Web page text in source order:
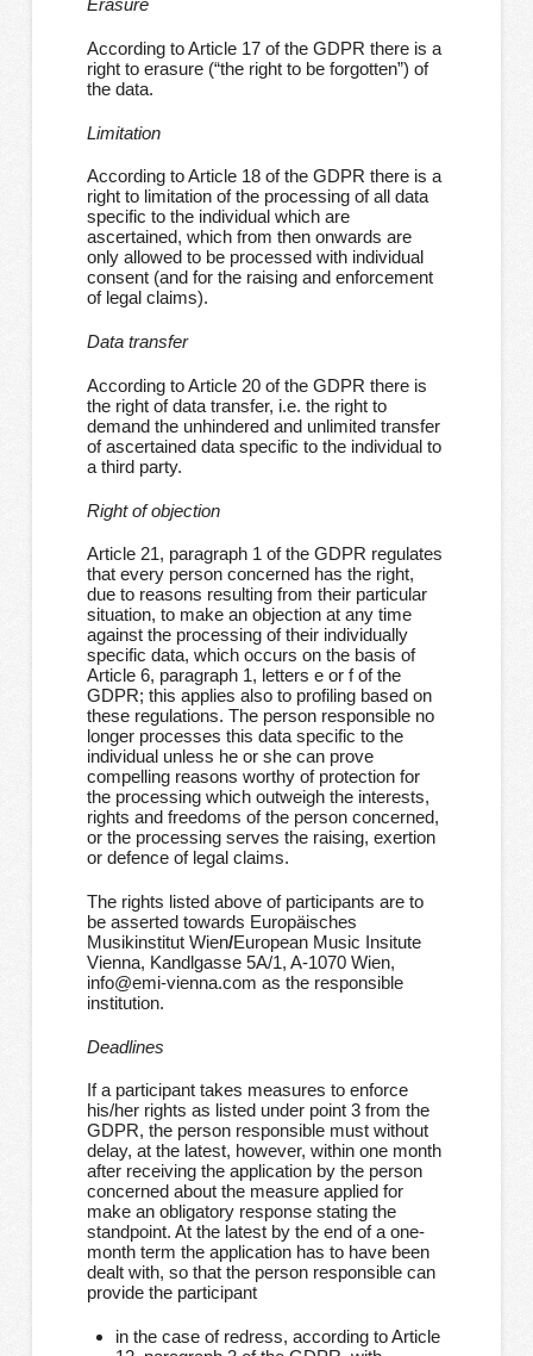
Erasure
According to Article 17 of the GDPR there is a
right to erasure (“the right to be forgotten”) of
the data.
Limitation
According to Article 18 of the GDPR there is a
right to limitation of the processing of all data
specific to the individual which are
ascertained, which from then onwards are
only allowed to be processed with individual
consent (and for the raising and enforcement
of legal claims).
Data transfer
According to Article 20 of the GDPR there is
the right of data transfer, i.e. the right to
demand the unhindered and unlimited transfer
of ascertained data specific to the individual to
a third party.
Right of objection
Article 21, paragraph 1 of the GDPR regulates
that every person concerned has the right,
due to reasons resulting from their particular
situation, to make an objection at any time
against the processing of their individually
specific data, which occurs on the basis of
Article 6, paragraph 1, letters e or f of the
GDPR; this applies also to profiling based on
these regulations. The person responsible no
longer processes this data specific to the
individual unless he or she can prove
compelling reasons worthy of protection for
the processing which outweigh the interests,
rights and freedoms of the person concerned,
or the processing serves the raising, exertion
or defence of legal claims.
The rights listed above of participants are to
be asserted towards Europäisches
Musikinstitut Wien/European Music Insitute
Vienna, Kandlgasse 5A/1, A-1070 Wien,
info@emi-vienna.com as the responsible
institution.
Deadlines
If a participant takes measures to enforce
his/her rights as listed under point 3 from the
GDPR, the person responsible must without
delay, at the latest, however, within one month
after receiving the application by the person
concerned about the measure applied for
make an obligatory response stating the
standpoint. At the latest by the end of a one-
month term the application has to have been
dealt with, so that the person responsible can
provide the participant
in the case of redress, according to Article